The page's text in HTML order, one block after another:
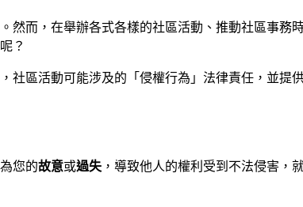
然而，在舉辦各式各樣的社區活動、推動社區事務
？
社區活動可能涉及的「侵權行為」法律責任，並
您的故意或過失 ，導致他人的權利受到不法侵害，